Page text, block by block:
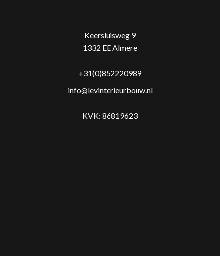
Keersluisweg 9
1332 EE Almere
+31(0)852220989
info@levinterieurbouw.nl
KVK: 86819623